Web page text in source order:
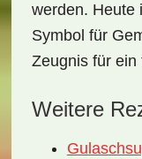
werden. Heute
Symbol für
Zeugnis für ein
Weitere